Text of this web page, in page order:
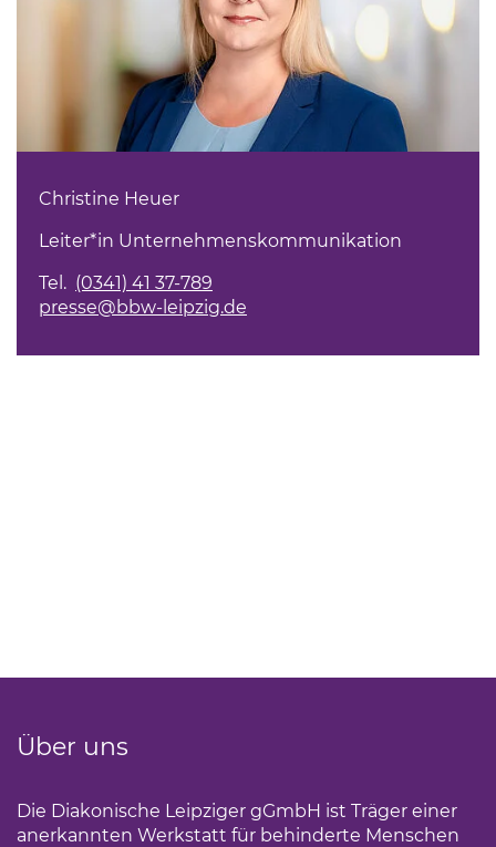
Christine Heuer
Leiter*in Unternehmenskommunikation
Tel. (0341) 41 37-789
presse@bbw-leipzig.de
Über uns
Die Diakonische Leipziger gGmbH ist Träger einer
anerkannten Werkstatt für behinderte Menschen